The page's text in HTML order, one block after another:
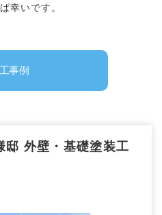
幸いです。
事例
邸 外壁・基礎塗装工